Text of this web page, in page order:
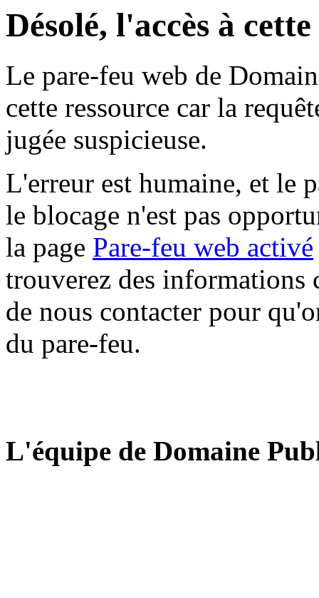
Désolé, l'accès à
Le pare-feu web de
cette ressource car la
jugée suspicieuse.
L'erreur est humaine, et le
le blocage n'est pas
la page Pare-feu web activé
trouverez des informations
de nous contacter pour
du pare-feu.
L'équipe de Domaine